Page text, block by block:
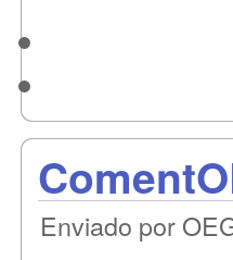
Enviado por